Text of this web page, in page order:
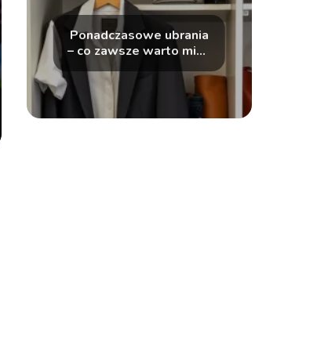
Ponadczasowe ubrania
– co zawsze warto mieć
w swojej szafie?